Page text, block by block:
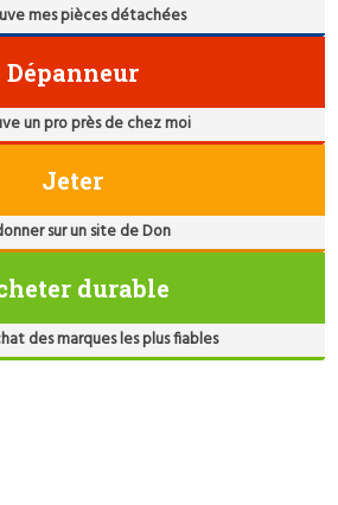
mes pièces détachées
Dépanneur
un pro près de chez moi
Jeter
sur un site de Don
durable
des marques les plus fiables